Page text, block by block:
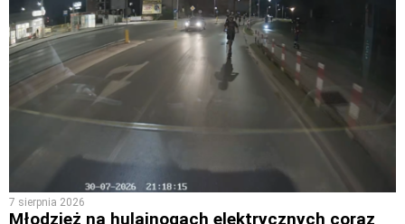
7 sierpnia 2026
Młodzież na hulajnogach elektrycznych coraz